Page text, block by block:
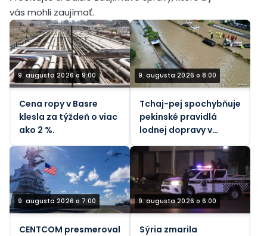
vás mohli zaujímať.
9. augusta 2026 o 9:00
Cena ropy v Basre
klesla za týždeň o viac
ako 2 %.
9. augusta 2026 o 8:00
Tchaj-pej spochybňuje
pekinské pravidlá
lodnej dopravy v
počas tajfúnu
9. augusta 2026 o 7:00
CENTCOM presmeroval
9. augusta 2026 o 6:00
Sýria zmarila